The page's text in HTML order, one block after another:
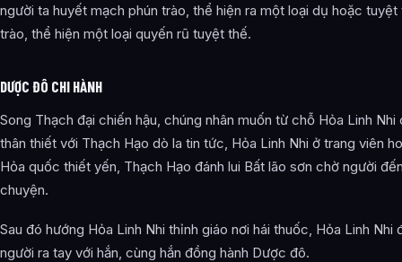
người ta huyết mạch phún trào, thể hiện ra một loại dụ hoặc tuyệt
trào, thể hiện một loại quyến rũ tuyệt thế.
DƯỢC ĐÔ CHI HÀNH
Song Thạch đại chiến hậu, chúng nhân muốn từ chỗ Hỏa Linh Nhi
thân thiết với Thạch Hạo dò la tin tức, Hỏa Linh Nhi ở trang viên
Hỏa quốc thiết yến, Thạch Hạo đánh lui Bất lão sơn chờ người
chuyện.
Sau đó hướng Hỏa Linh Nhi thỉnh giáo nơi hái thuốc, Hỏa Linh Nhi
người ra tay với hắn, cùng hắn đồng hành Dược đô.